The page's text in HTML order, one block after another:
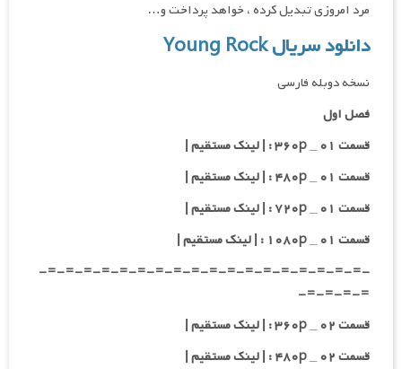
مرد امروزی تبدیل کرده ، خواهد پرداخت و…
دانلود سریال Young Rock
نسخه دوبله فارسی
فصل اول
قسمت ۰۱ _ ۳۶۰p : | لینک مستقیم |
قسمت ۰۱ _ ۴۸۰p : | لینک مستقیم |
قسمت ۰۱ _ ۷۲۰p : | لینک مستقیم |
قسمت ۰۱ _ ۱۰۸۰p : | لینک مستقیم |
-=-=-=-=-=-=-=-=-=-=-=-=-=-=-=-=-=-=-
=-=-=-=-
قسمت ۰۲ _ ۳۶۰p : | لینک مستقیم |
قسمت ۰۲ _ ۴۸۰p : | لینک مستقیم |